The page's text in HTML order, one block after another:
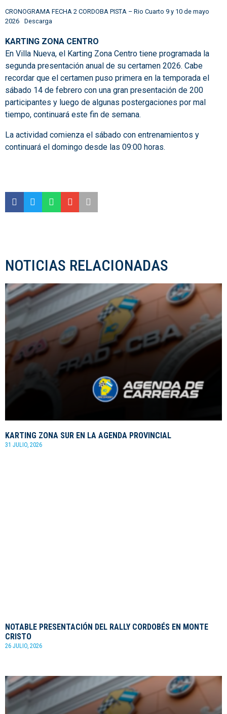
CRONOGRAMA FECHA 2 CORDOBA PISTA – Rio Cuarto 9 y 10 de mayo
2026
Descarga
KARTING ZONA CENTRO
En Villa Nueva, el Karting Zona Centro tiene programada la
segunda presentación anual de su certamen 2026. Cabe
recordar que el certamen puso primera en la temporada el
sábado 14 de febrero con una gran presentación de 200
participantes y luego de algunas postergaciones por mal
tiempo, continuará este fin de semana.
La actividad comienza el sábado con entrenamientos y
continuará el domingo desde las 09:00 horas.
NOTICIAS RELACIONADAS
KARTING ZONA SUR EN LA AGENDA PROVINCIAL
31 JULIO, 2026
NOTABLE PRESENTACIÓN DEL RALLY CORDOBÉS EN MONTE
CRISTO
26 JULIO, 2026